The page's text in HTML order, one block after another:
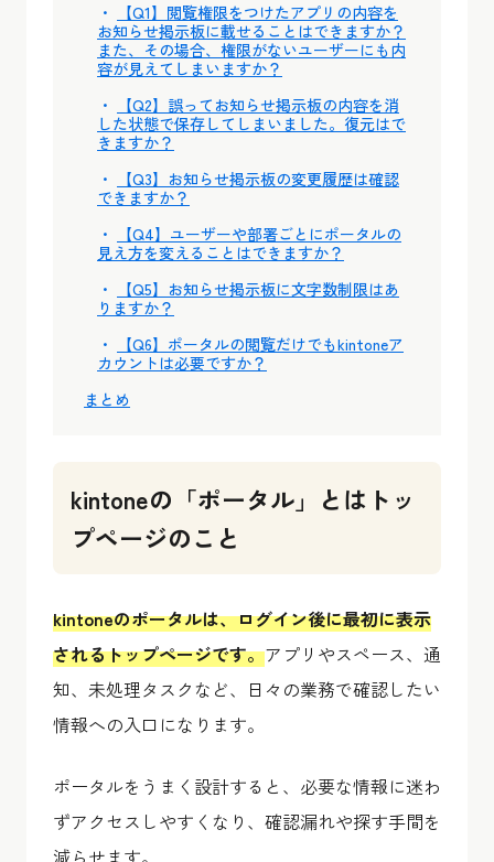
【Q1】閲覧権限をつけたアプリの内容を
お知らせ掲示板に載せることはできますか？
また、その場合、権限がないユーザーにも内
容が見えてしまいますか？
【Q2】誤ってお知らせ掲示板の内容を消
した状態で保存してしまいました。復元はで
きますか？
【Q3】お知らせ掲示板の変更履歴は確認
できますか？
【Q4】ユーザーや部署ごとにポータルの
見え方を変えることはできますか？
【Q5】お知らせ掲示板に文字数制限はあ
りますか？
【Q6】ポータルの閲覧だけでもkintoneア
カウントは必要ですか？
まとめ
kintoneの「ポータル」とはトッ
プページのこと
kintoneのポータルは、ログイン後に最初に表示
されるトップページです。アプリやスペース、通
知、未処理タスクなど、日々の業務で確認したい
情報への入口になります。
ポータルをうまく設計すると、必要な情報に迷わ
ずアクセスしやすくなり、確認漏れや探す手間を
減らせます。